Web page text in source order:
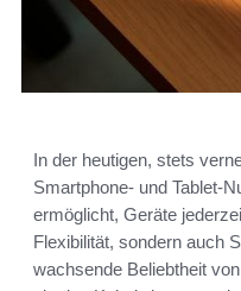
In der heutigen, stets
Smartphone- und Tablet-
ermöglicht, Geräte
Flexibilität, sondern auch
wachsende Beliebtheit